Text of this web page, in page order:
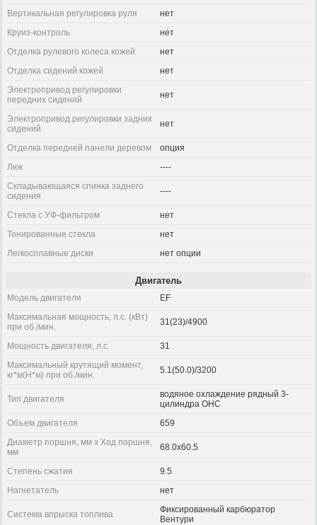
Вертикальная регулировка руля
нет
Круиз-контроль
нет
Отделка рулевого колеса кожей
нет
Отделка сидений кожей
нет
Электропривод регулировки
передних сидений
нет
Электропривод регулировки задних
сидений
нет
Отделка передней панели деревом
опция
Люк
----
Складывающаяся спинка заднего
сидения
----
Стекла с УФ-фильтром
нет
Тонированные стекла
нет
Легкосплавные диски
нет опции
Двигатель
Модель двигателя
EF
Максимальная мощность, л.с. (кВт)
при об./мин.
31(23)/4900
Мощность двигателя, л.с.
31
Максимальный крутящий момент,
кг*м(Н*м) при об./мин.
5.1(50.0)/3200
Тип двигателя
водяное охлаждение рядный 3-
цилиндра OHC
Объем двигателя
659
Диаметр поршня, мм x Ход поршня,
мм
68.0x60.5
Степень сжатия
9.5
Нагнетатель
нет
Система впрыска топлива
Фиксированный карбюратор
Вентури